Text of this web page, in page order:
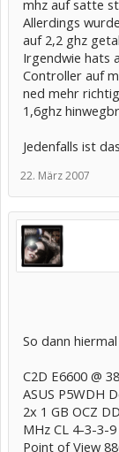
mhz auf satte
Allerdings
auf 2,2 ghz
Irgendwie hats
Controller auf
ned mehr
1,6ghz
Jedenfalls ist
22. März 2007
So dann
C2D E6600 @
ASUS P5WDH
2x 1 GB OCZ
MHz CL 4-3-3-
Point of View